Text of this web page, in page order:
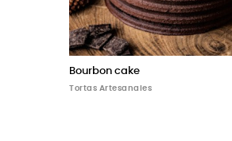
Bourbon cake
Tortas Artesanales